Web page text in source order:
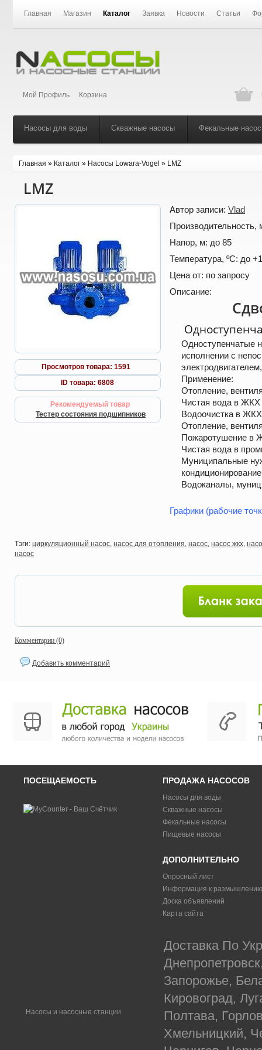
Главная Магазин Каталог Заявка Новости Статьи
Мой Профиль Корзина
Насосы для воды Скважные насосы Фекальные
Главная » Каталог » Насосы Lowara-Vogel » LMZ
LMZ
Просмотров товара: 1591
ID товара: 6808
Рекомендуемый товар
Тестер состояния подшипников
Автор записи: Vlad
Производительность,
Напор, м: до 85
Температура, ºС: до
Цена от: по запросу
Описание:
Одноступенчатые
исполнении с
Применение:
Отопление,
Чистая вода в ЖКХ
Водоочистка в ЖКХ
Отопление,
Пожаротушение в
Чистая вода в
Муниципальные
кондиционирование
Водоканалы,
Графики (рабочие
Тэги: циркуляционный насос, насос для отопления, насос, насос жкх,
насос
Комментарии (0)
Добавить комментарий
ПОСЕЩАЕМОСТЬ ПРОДАЖА НАСОСОВ
Насосы для воды
Скважные насосы
Фекальные насосы
Пищевые насосы
ДОПОЛНИТЕЛЬНО
Опросный лист
Информация к размышлению
Доска объявлений
Карта сайта
Насосы и насосные станции
Доставка По
Запорожье,
Кировоград,
Полтава,
Хмельницкий,